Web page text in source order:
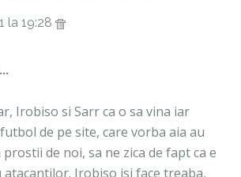
la 19:28
Irobiso si Sarr ca o sa vina iar
de pe site, care vorba aia au
de noi, sa ne zica de fapt ca e
Irobiso isi face treaba,